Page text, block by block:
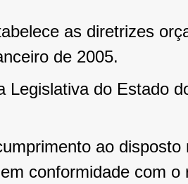
as diretrizes
de 2005.
Legislativa do Estado
ao
conformidade com o